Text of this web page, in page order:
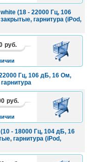
(18 - 22000 Гц, 106
гарнитура (iPod,
Гц, 106 дБ, 16 Ом,
руб.
В
КОРЗИНУ
- 18000 Гц, 104 дБ, 16
гарнитура (iPod,
руб.
В
КОРЗИНУ